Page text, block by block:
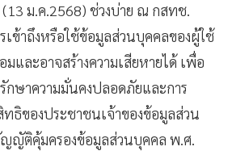
ม.ค.2568) ช่วงบ่าย ณ กสทช.
เข้าถึงหรือใช้ข้อมูลส่วนบุคคลของผู้ใช้
และอาจสร้างความเสียหายได้ เพื่อ
กษาความมั่นคงปลอดภัยและการ
ธิของประชาชนเจ้าของข้อมูลส่วน
ญัติคุ้มครองข้อมูลส่วนบุคคล พ.ศ.